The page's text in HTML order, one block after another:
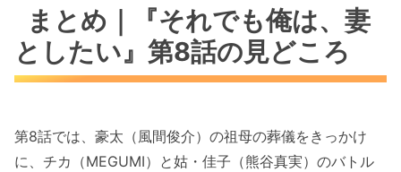
まとめ｜『それでも俺は、妻
としたい』第8話の見どころ
第8話では、豪太（風間俊介）の祖母の葬儀をきっかけ
に、チカ（MEGUMI）と姑・佳子（熊谷真実）のバトル